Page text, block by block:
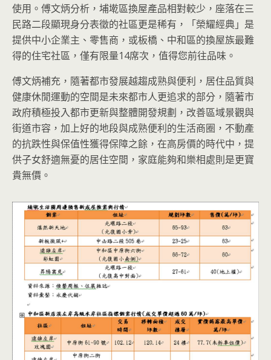
使用。傅文炳分析，埔墘區換屋產品相對較少，座落在三
民路二段顯現身分表徵的社區更是稀有，「榮耀經典」是
提供中小企業主、零售商，或板橋、中和區的換屋族最難
得的住宅社區，僅有限量14席次，值得您前往品味。
傅文炳補充，隨著都市發展越趨成熟與便利，居住品質與
健康休閒運動的空間是未來都市人更追求的部分，隨著市
政府積極投入都市更新與整體開發規劃，改善區域景觀與
街道市容，加上好的地段與成熟便利的生活商圈，不動產
的抗跌性與保值性獲得保障之餘，在高房價的時代中，提
供子女舒適無憂的居住空間，家庭能夠和樂相處則是更寶
貴無價。